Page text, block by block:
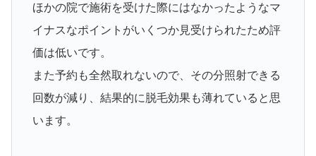
ほかの院で施術を受けた際にはなかったようなマ
イナスなポイントがいくつか見受けられたため評
価は低いです。
また予約も全然取れないので、その分照射できる
回数が減り、結果的に脱毛効果も薄れていると思
います。